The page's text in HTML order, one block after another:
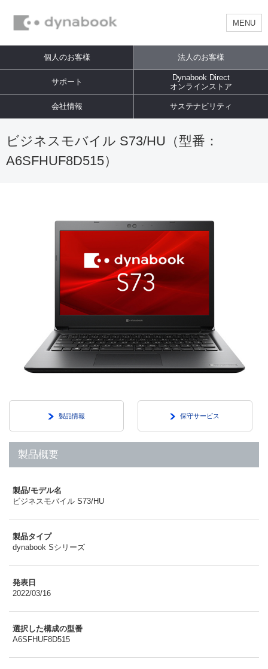
MENU
個人のお客様 法人のお客様
サポート
Dynabook Direct
オンラインストア
会社情報 サステナビリティ
ビジネスモバイル S73/HU（型番：
A6SFHUF8D515）
製品情報 保守サービス
製品概要
製品/モデル名
ビジネスモバイル S73/HU
製品タイプ
dynabook Sシリーズ
発表日
2022/03/16
選択した構成の型番
A6SFHUF8D515